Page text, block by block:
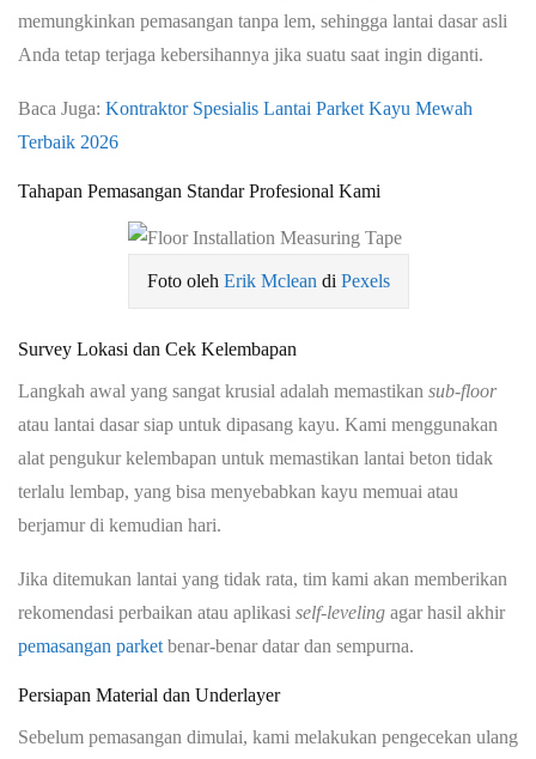
memungkinkan pemasangan tanpa lem, sehingga lantai dasar asli
Anda tetap terjaga kebersihannya jika suatu saat ingin diganti.
Baca Juga: Kontraktor Spesialis Lantai Parket Kayu Mewah
Terbaik 2026
Tahapan Pemasangan Standar Profesional Kami
Foto oleh Erik Mcleandi Pexels
Survey Lokasi dan Cek Kelembapan
Langkah awal yang sangat krusial adalah memastikan sub-floor
atau lantai dasar siap untuk dipasang kayu. Kami menggunakan
alat pengukur kelembapan untuk memastikan lantai beton tidak
terlalu lembap, yang bisa menyebabkan kayu memuai atau
berjamur di kemudian hari.
Jika ditemukan lantai yang tidak rata, tim kami akan memberikan
rekomendasi perbaikan atau aplikasi self-leveling agar hasil akhir
pemasangan parket benar-benar datar dan sempurna.
Persiapan Material dan Underlayer
Sebelum pemasangan dimulai, kami melakukan pengecekan ulang